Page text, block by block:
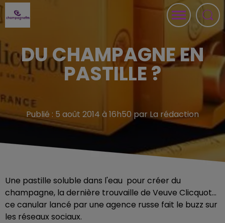
DU CHAMPAGNE EN
PASTILLE ?
Publié : 5 août 2014 à 16h50 par La rédaction
Une pastille soluble dans l'eau pour créer du
champagne, la dernière trouvaille de Veuve Clicquot...
ce canular lancé par une agence russe fait le buzz sur
les réseaux sociaux.